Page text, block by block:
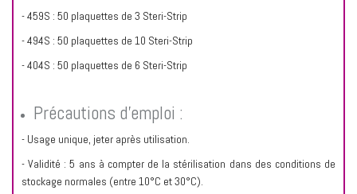
- 459S : 50 plaquettes de 3 Steri-Strip
- 494S : 50 plaquettes de 10 Steri-Strip
- 404S : 50 plaquettes de 6 Steri-Strip
Précautions d’emploi :
- Usage unique, jeter après utilisation.
- Validité : 5 ans à compter de la stérilisation dans des conditions de
stockage normales (entre 10°C et 30°C).